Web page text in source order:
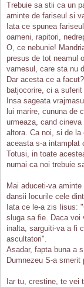
Trebuie sa stii ca un
aminte de fariseul si
Iata ce spunea
oameni, rapitori,
O, ce nebunie!
presus de tot neamul
vamesul, care sta nu
Dar acesta ce a
batjocorire, ci a
Insa sageata
lui marire, cununa de
urmeaza, cand
altora. Ca noi, si de
aceasta s-a intamplat
Totusi, in toate
numai ca noi trebuie
Mai aduceti-va
dansii locurile cele
Iata ce le-a zis Iisus:
sluga sa fie. Daca voi
inalta, sarguiti-va a fi
ascultatori".
Asadar, fapta buna a
Dumnezeu S-a
Iar tu, crestine, te vei